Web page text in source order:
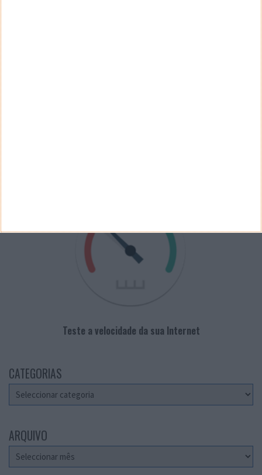
Teste a velocidade da sua Internet
CATEGORIAS
Categorias
ARQUIVO
Arquivo